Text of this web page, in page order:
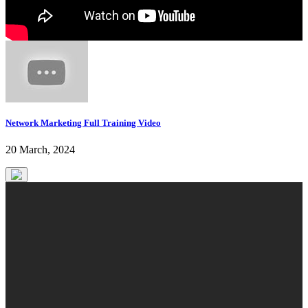
Network Marketing Full Training Video
20 March, 2024